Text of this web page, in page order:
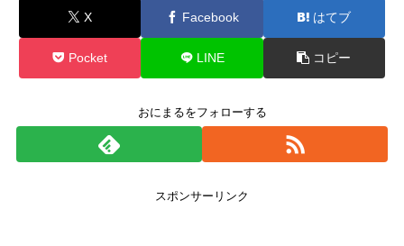
X Facebook はてブ
Pocket LINE コピー
おにまるをフォローする
スポンサーリンク